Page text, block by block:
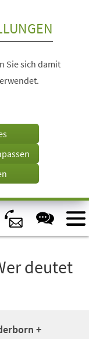
Sie sich damit
deutet
+